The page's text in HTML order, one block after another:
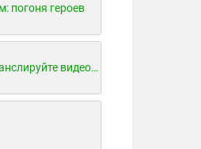
погоня героев
Periscope — транслируйте видео в реальном времени!